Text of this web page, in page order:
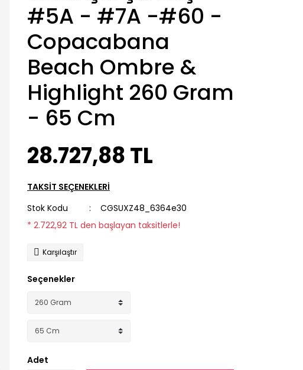
#5A - #7A -#60 -
Copacabana
Beach Ombre &
Highlight 260 Gram
- 65 Cm
28.727,88 TL
TAKSİT SEÇENEKLERİ
Stok Kodu
CGSUXZ48_6364e30
* 2.722,92 TL den başlayan taksitlerle!
Karşılaştır
Seçenekler
Adet